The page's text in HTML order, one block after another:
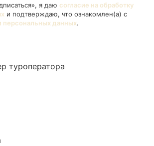
я даю согласие на обработку
и подтверждаю, что ознакомлен(а) с
персональных данных.
туроператора